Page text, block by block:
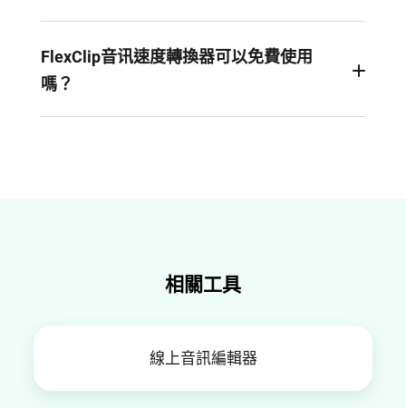
樂，請將速度設置為大於1倍。如果要放慢音樂，
請將速度設置為小於1倍。
FlexClip音讯速度轉換器可以免費使用
嗎？
相關工具
線上音訊編輯器